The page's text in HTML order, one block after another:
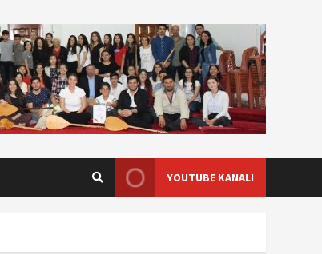
YOUTUBE KANALI